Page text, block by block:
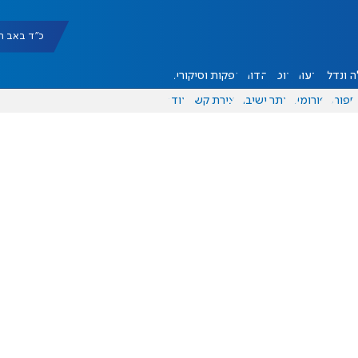
כ"ד באב תשפ"ו
ונדל"ן דעות אוכל יהדות הפקות וסיקורים
ספורט פורומים אתר ישיבה יצירת קשר עוד